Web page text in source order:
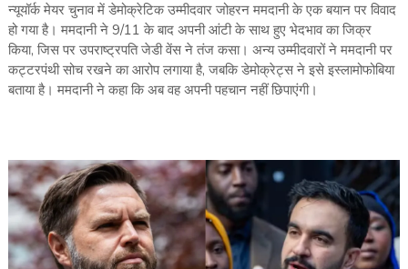
न्यूयॉर्क मेयर चुनाव में डेमोक्रेटिक उम्मीदवार जोहरन ममदानी के एक बयान पर विवाद
हो गया है। ममदानी ने 9/11 के बाद अपनी आंटी के साथ हुए भेदभाव का जिक्र
किया, जिस पर उपराष्ट्रपति जेडी वेंस ने तंज कसा। अन्य उम्मीदवारों ने ममदानी पर
कट्टरपंथी सोच रखने का आरोप लगाया है, जबकि डेमोक्रेट्स ने इसे इस्लामोफोबिया
बताया है। ममदानी ने कहा कि अब वह अपनी पहचान नहीं छिपाएंगी।